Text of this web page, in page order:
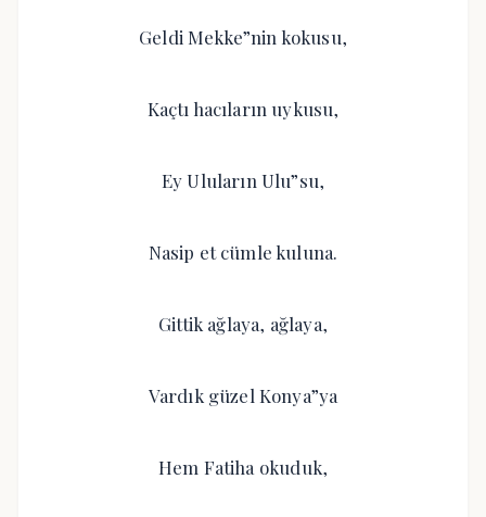
Geldi Mekke”nin kokusu,
Kaçtı hacıların uykusu,
Ey Uluların Ulu”su,
Nasip et cümle kuluna.
Gittik ağlaya, ağlaya,
Vardık güzel Konya”ya
Hem Fatiha okuduk,